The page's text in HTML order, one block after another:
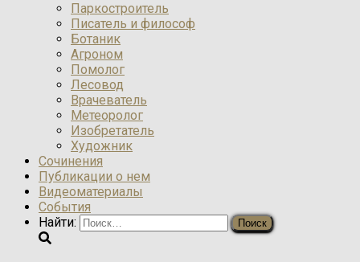
Паркостроитель
Писатель и философ
Ботаник
Агроном
Помолог
Лесовод
Врачеватель
Метеоролог
Изобретатель
Художник
Сочинения
Публикации о нем
Видеоматериалы
События
Найти: